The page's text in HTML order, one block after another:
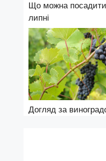
Що можна посадити
липні
Догляд за